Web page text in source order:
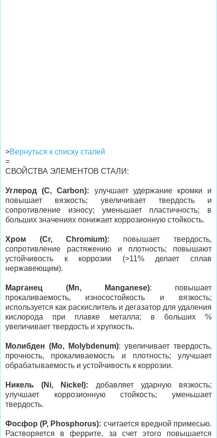
>Вернуться к списку сталей
=
СВОЙСТВА ЭЛЕМЕНТОВ СТАЛИ:
Углерод (C, Carbon): улучшает удержание кромки и
повышает вязкость; увеличивает твердость и
сопротивление износу; уменьшает пластичность; в
больших значениях понижает коррозионную стойкость.
Хром (Cr, Chromium): повышает твердость,
сопротивление растяжению и плотность; повышают
устойчивость к коррозии (>11% делает сплав
нержавеющим).
Марганец (Mn, Manganese): повышает
прокаливаемость, износостойкость и вязкость;
используется как раскислитель и дегазатор для удаления
кислорода при плавке металла; в больших %
увеличивает твердость и хрупкость.
Молибден (Mo, Molybdenum): увеличивает твердость,
прочность, прокаливаемость и плотность; улучшает
обрабатываемость и устойчивость к коррозии.
Никель (Ni, Nickel): добавляет ударную вязкость;
улучшает коррозионную стойкость; уменьшает
твердость.
Фосфор (P, Phosphorus): считается вредной примесью.
Растворяется в феррите, за счет этого повышается